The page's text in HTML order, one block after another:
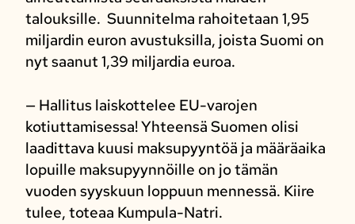
talouksille. Suunnitelma rahoitetaan 1,95
miljardin euron avustuksilla, joista Suomi on
nyt saanut 1,39 miljardia euroa.
— Hallitus laiskottelee EU-varojen
kotiuttamisessa! Yhteensä Suomen olisi
laadittava kuusi maksupyyntöä ja määräaika
lopuille maksupyynnöille on jo tämän
vuoden syyskuun loppuun mennessä. Kiire
tulee, toteaa Kumpula-Natri.